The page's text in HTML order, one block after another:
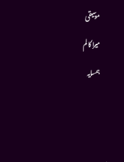
موسيقى
میرا کالم
ہمسایہ